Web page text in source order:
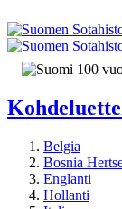
Belgia
Bosnia
Englanti
Hollanti